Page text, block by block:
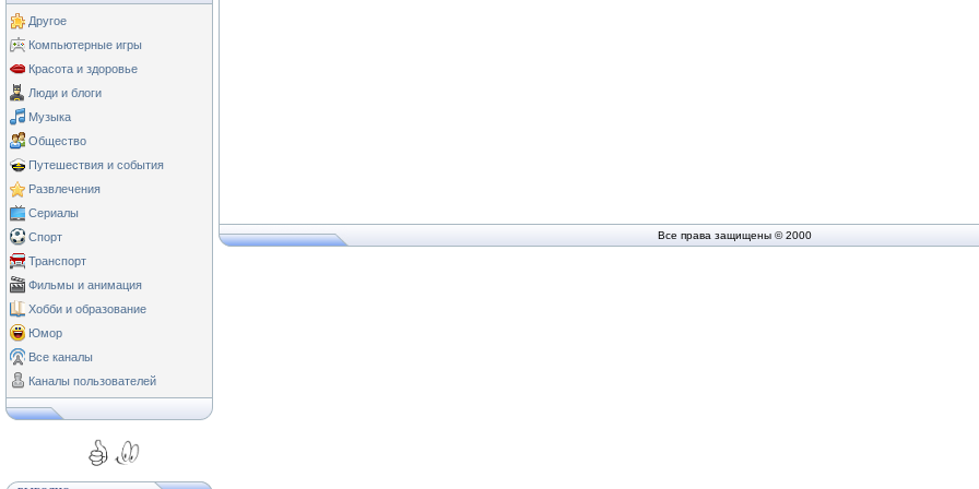
Другое
Компьютерные игры
Красота и здоровье
Люди и блоги
Музыка
Общество
Путешествия и события
Развлечения
Сериалы
Спорт
Транспорт
Фильмы и анимация
Хобби и образование
Юмор
Все каналы
Каналы пользователей
Все права защищены © 2000